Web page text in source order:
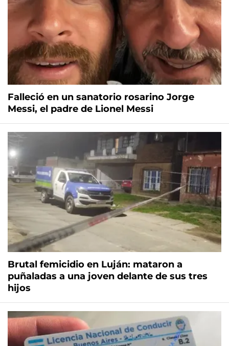
Falleció en un sanatorio rosarino Jorge
Messi, el padre de Lionel Messi
Brutal femicidio en Luján: mataron a
puñaladas a una joven delante de sus tres
hijos